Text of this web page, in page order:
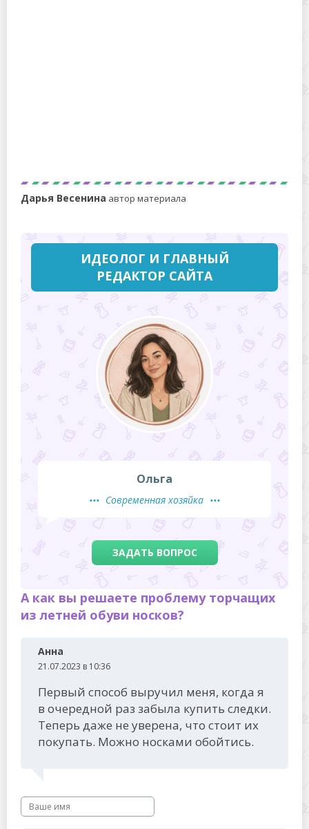
Дарья Весенина автор материала
ИДЕОЛОГ И ГЛАВНЫЙ
РЕДАКТОР САЙТА
Ольга
Современная хозяйка
ЗАДАТЬ ВОПРОС
А как вы решаете проблему торчащих
из летней обуви носков?
Анна
21.07.2023 в 10:36
Первый способ выручил меня, когда я
в очередной раз забыла купить следки.
Теперь даже не уверена, что стоит их
покупать. Можно носками обойтись.